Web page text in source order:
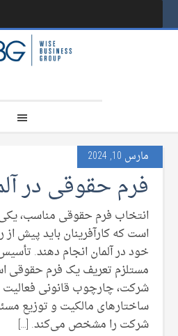
مارس 10, 2024
فرم‌ حقوقی در
انتخاب فرم حقوقی مناسب، یکی
است که کارآفرینان باید پیش از
خود در آلمان انجام دهند.
مستلزم تعریف یک فرم
شرکت، چارچوب قانونی فعالیت
ساختارهای مالکیت و توزیع
شرکت را مشخص می‌کند. […]